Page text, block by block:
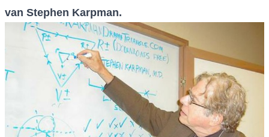
van Stephen Karpman.